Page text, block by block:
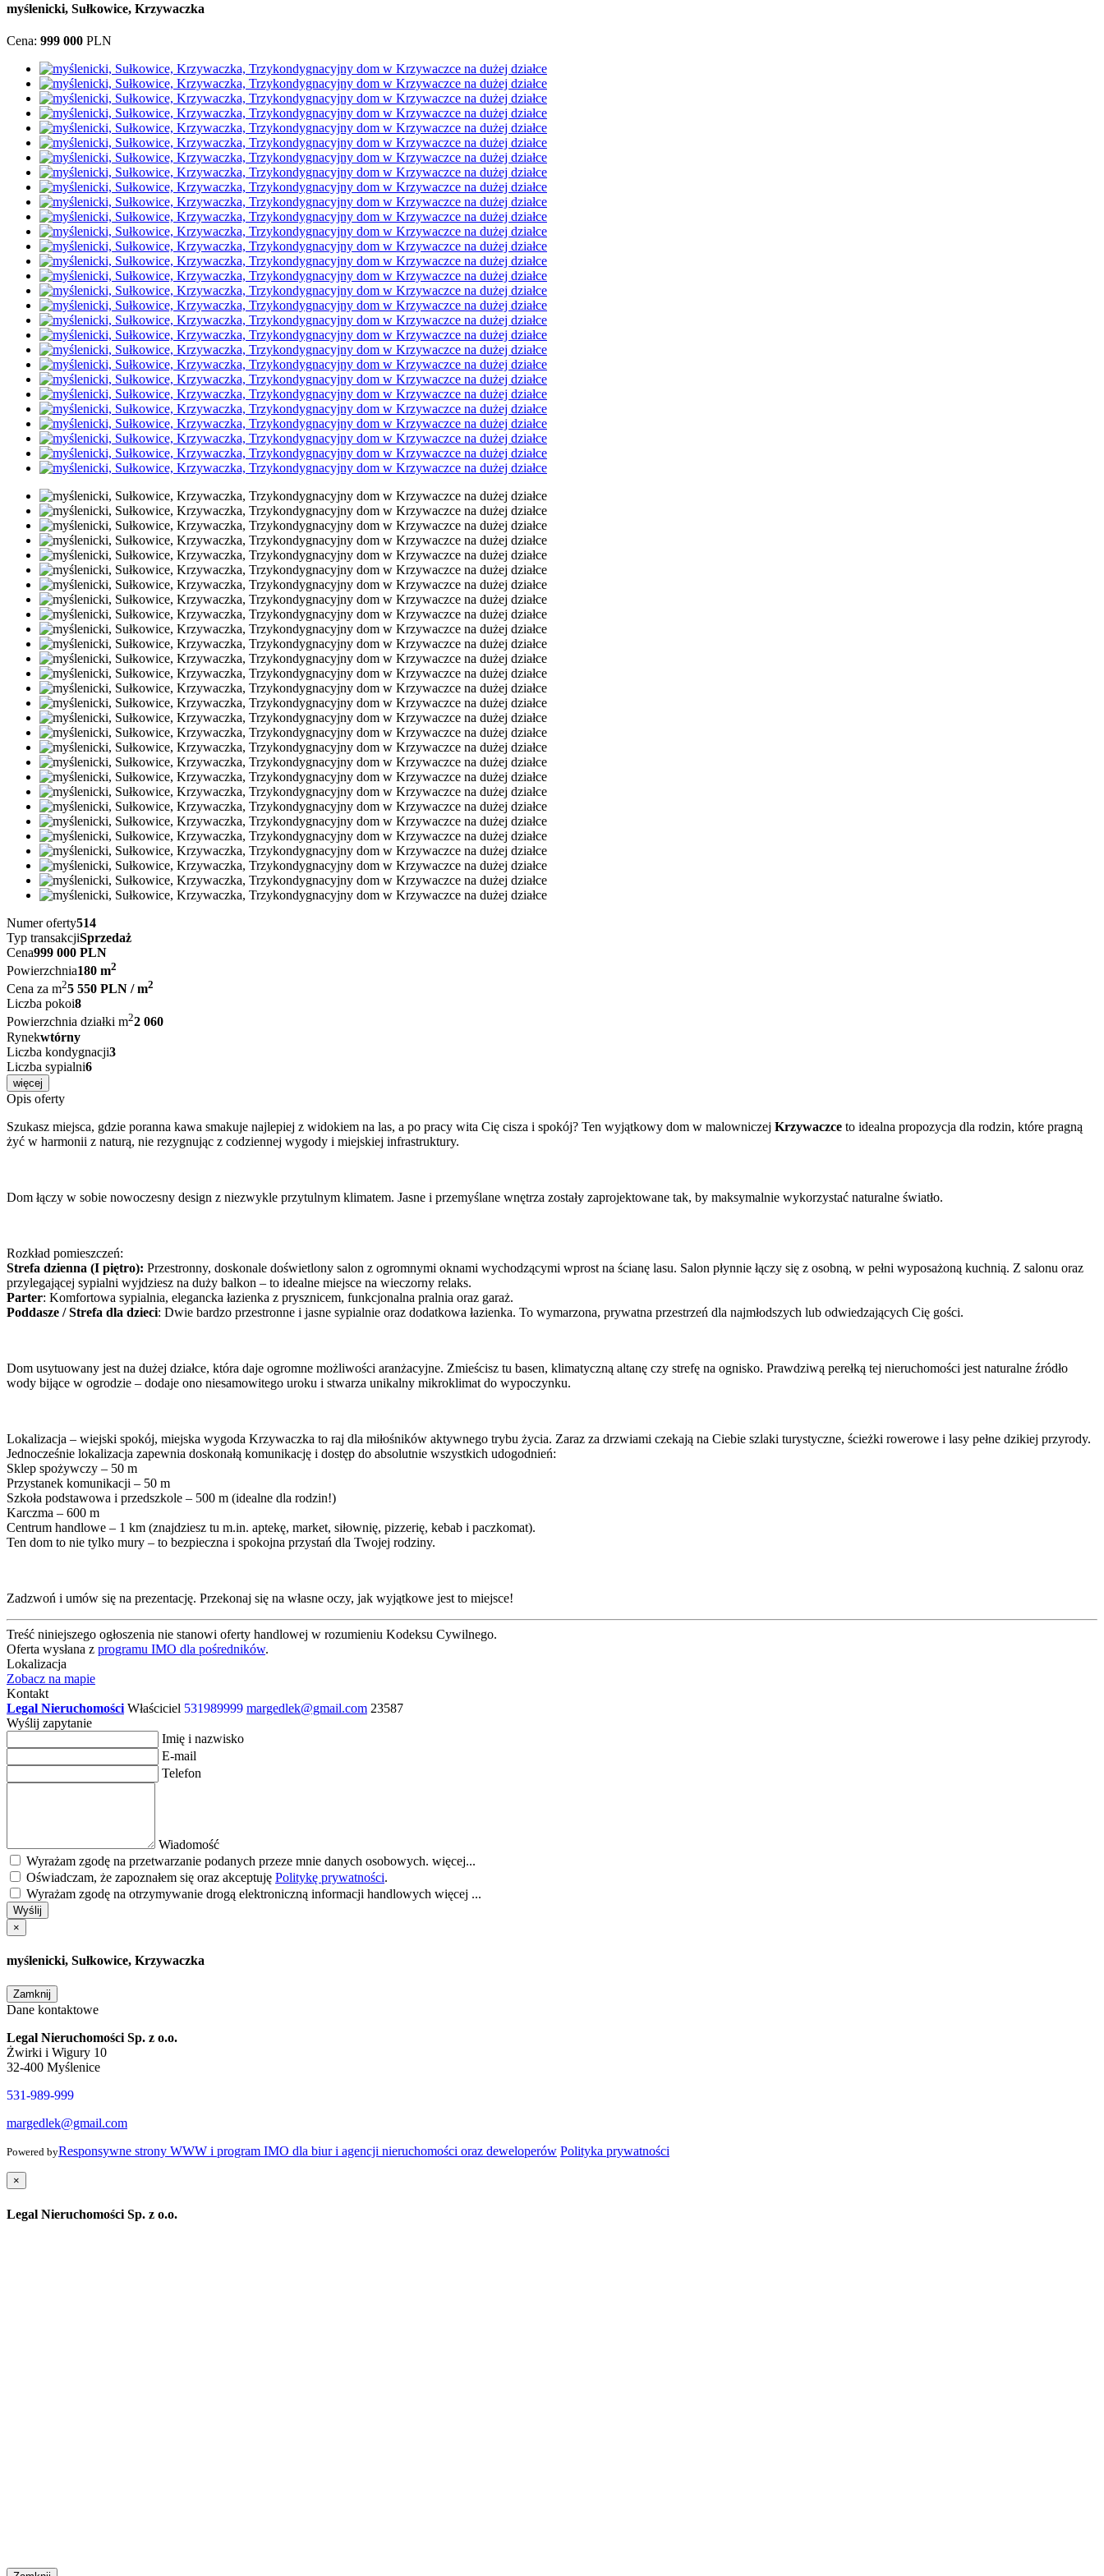
myślenicki, Sułkowice, Krzywaczka
Cena: 999 000 PLN
Numer oferty514
Typ transakcjiSprzedaż
Cena999 000 PLN
Powierzchnia180 m2
Cena za m25 550 PLN / m2
Liczba pokoi8
Powierzchnia działki m22 060
Rynekwtórny
Liczba kondygnacji3
Liczba sypialni6
więcej
Opis oferty
Szukasz miejsca, gdzie poranna kawa smakuje najlepiej z widokiem na las, a po pracy wita Cię cisza i spokój? Ten wyjątkowy dom w malowniczej Krzywaczce to idealna propozycja dla rodzin, które pragną
żyć w harmonii z naturą, nie rezygnując z codziennej wygody i miejskiej infrastruktury.
Dom łączy w sobie nowoczesny design z niezwykle przytulnym klimatem. Jasne i przemyślane wnętrza zostały zaprojektowane tak, by maksymalnie wykorzystać naturalne światło.
Rozkład pomieszczeń:
Strefa dzienna (I piętro): Przestronny, doskonale doświetlony salon z ogromnymi oknami wychodzącymi wprost na ścianę lasu. Salon płynnie łączy się z osobną, w pełni wyposażoną kuchnią. Z salonu oraz
przylegającej sypialni wyjdziesz na duży balkon – to idealne miejsce na wieczorny relaks.
Parter: Komfortowa sypialnia, elegancka łazienka z prysznicem, funkcjonalna pralnia oraz garaż.
Poddasze / Strefa dla dzieci: Dwie bardzo przestronne i jasne sypialnie oraz dodatkowa łazienka. To wymarzona, prywatna przestrzeń dla najmłodszych lub odwiedzających Cię gości.
Dom usytuowany jest na dużej działce, która daje ogromne możliwości aranżacyjne. Zmieścisz tu basen, klimatyczną altanę czy strefę na ognisko. Prawdziwą perełką tej nieruchomości jest naturalne źródło
wody bijące w ogrodzie – dodaje ono niesamowitego uroku i stwarza unikalny mikroklimat do wypoczynku.
Lokalizacja – wiejski spokój, miejska wygoda Krzywaczka to raj dla miłośników aktywnego trybu życia. Zaraz za drzwiami czekają na Ciebie szlaki turystyczne, ścieżki rowerowe i lasy pełne dzikiej przyrody.
Jednocześnie lokalizacja zapewnia doskonałą komunikację i dostęp do absolutnie wszystkich udogodnień:
Sklep spożywczy – 50 m
Przystanek komunikacji – 50 m
Szkoła podstawowa i przedszkole – 500 m (idealne dla rodzin!)
Karczma – 600 m
Centrum handlowe – 1 km (znajdziesz tu m.in. aptekę, market, siłownię, pizzerię, kebab i paczkomat).
Ten dom to nie tylko mury – to bezpieczna i spokojna przystań dla Twojej rodziny.
Zadzwoń i umów się na prezentację. Przekonaj się na własne oczy, jak wyjątkowe jest to miejsce!
Treść niniejszego ogłoszenia nie stanowi oferty handlowej w rozumieniu Kodeksu Cywilnego.
Oferta wysłana z programu IMO dla pośredników.
Lokalizacja
Zobacz na mapie
Kontakt
Legal Nieruchomości Właściciel 531989999 margedlek@gmail.com 23587
Wyślij zapytanie
Imię i nazwisko
E-mail
Telefon
Wiadomość
Wyrażam zgodę na przetwarzanie podanych przeze mnie danych osobowych. więcej...
Oświadczam, że zapoznałem się oraz akceptuję Politykę prywatności.
Wyrażam zgodę na otrzymywanie drogą elektroniczną informacji handlowych więcej ...
Wyślij
×
myślenicki, Sułkowice, Krzywaczka
Zamknij
Dane kontaktowe
Legal Nieruchomości Sp. z o.o.
Żwirki i Wigury 10
32-400 Myślenice
531-989-999
margedlek@gmail.com
Powered byResponsywne strony WWW i program IMO dla biur i agencji nieruchomości oraz deweloperów Polityka prywatności
×
Legal Nieruchomości Sp. z o.o.